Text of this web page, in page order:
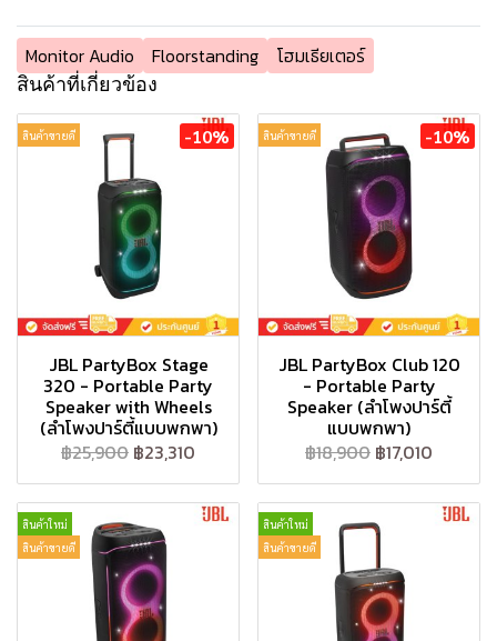
Monitor Audio Floorstanding โฮมเธียเตอร์
สินค้าที่เกี่ยวข้อง
สินค้าขายดี -10%
JBL PartyBox Stage
320 - Portable Party
Speaker with Wheels
(ลำโพงปาร์ตี้แบบพกพา)
฿25,900 ฿23,310
สินค้าขายดี -10%
JBL PartyBox Club 120
- Portable Party
Speaker (ลำโพงปาร์ตี้
แบบพกพา)
฿18,900 ฿17,010
สินค้าใหม่
สินค้าขายดี
สินค้าใหม่
สินค้าขายดี